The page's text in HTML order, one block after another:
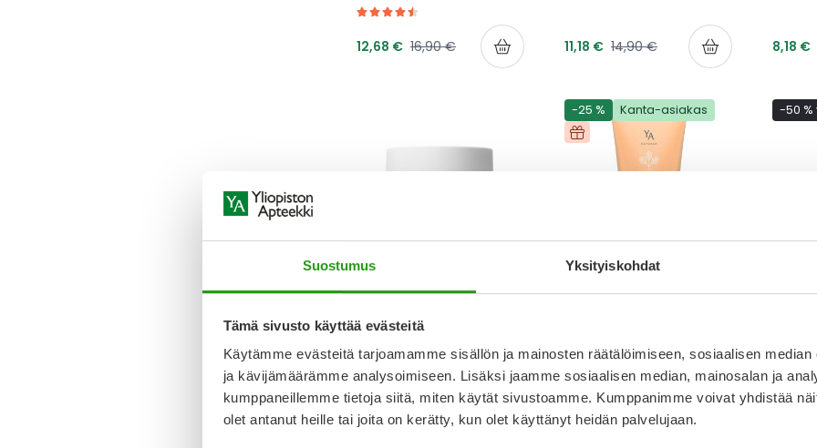
Suostumus Yksityiskohdat
Tämä sivusto käyttää evästeitä
Käytämme evästeitä tarjoamamme sisällön ja mainosten räätälöimiseen, sosiaalisen
ja kävijämäärämme analysoimiseen. Lisäksi jaamme sosiaalisen median, mainosalan ja
kumppaneillemme tietoja siitä, miten käytät sivustoamme. Kumppanimme voivat yhdistää
olet antanut heille tai joita on kerätty, kun olet käyttänyt heidän palvelujaan.
Tarjoushinta
12,68 € Normaalihinta
16,90 € Tarjoushinta
11,18 € Normaalihinta
14,90 € 8,18 €
REGENERATING CREAM 50
49,90 €
-25 % Kanta-asiakas
Tarjoushinta
7,43 € Normaalihinta
9,90 €
-50 %
12,45